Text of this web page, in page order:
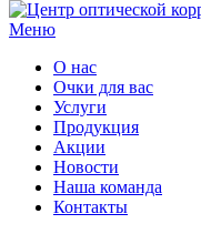
Меню
О нас
Очки для вас
Услуги
Продукция
Акции
Новости
Наша команда
Контакты